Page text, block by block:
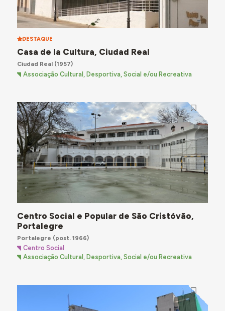
DESTAQUE
Casa de la Cultura, Ciudad Real
Ciudad Real(1957)
Associação Cultural, Desportiva, Social e/ou Recreativa
Centro Social e Popular de São Cristóvão,
Portalegre
Portalegre (post. 1966)
Centro Social
Associação Cultural, Desportiva, Social e/ou Recreativa